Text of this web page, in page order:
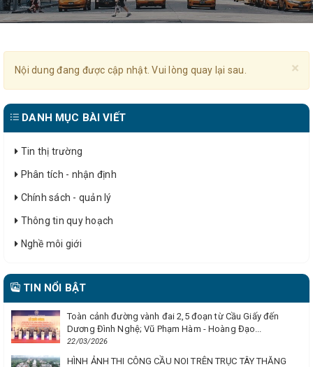
×
Nội dung đang được cập nhật. Vui lòng quay lại sau.
DANH MỤC BÀI VIẾT
Tin thị trường
Phân tích - nhận định
Chính sách - quản lý
Thông tin quy hoạch
Nghề môi giới
TIN NỔI BẬT
Toàn cảnh đường vành đai 2,5 đoạn từ Cầu Giấy đến
Dương Đình Nghệ; Vũ Phạm Hàm - Hoàng Đạo...
22/03/2026
HÌNH ẢNH THI CÔNG CẦU NOI TRÊN TRỤC TÂY THĂNG